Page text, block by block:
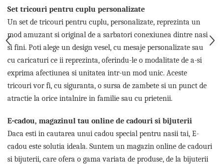
Cadouri Back to school
Cadouri de Paște
Cadouri Traditionale Romanesti
8 Martie
Cadouri pentru CUPLU El & Ea
Cadouri Iubitori de animale
Cadouri GRAVIDE
Cadouri pentru sportivi
Cadouri Colegi, sefi sau angajati
Cadouri pentru Doctori
Cadouri pentru Sfânta Maria
Martisoare
Set tricouri pentru cuplu personalizate
Un set de tricouri pentru cuplu, personalizate, reprezinta un
mod amuzant si original de a sarbatori conexiunea dintre nasi
si fini. Poti alege un design vesel, cu mesaje personalizate sau
cu caricaturi ce ii reprezinta, oferindu-le o modalitate de a-si
exprima afectiunea si unitatea intr-un mod unic. Aceste
tricouri vor fi, cu siguranta, o sursa de zambete si un punct de
atractie la orice intalnire in familie sau cu prietenii.
E-cadou, magazinul tau online de cadouri si bijuterii
Daca esti in cautarea unui cadou special pentru nasii tai, E-
cadou este solutia ideala. Suntem un magazin online de cadouri
si bijuterii, care ofera o gama variata de produse, de la bijuterii